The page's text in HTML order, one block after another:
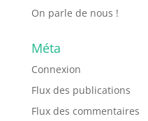
On parle de nous !
Méta
Connexion
Flux des publications
Flux des commentaires